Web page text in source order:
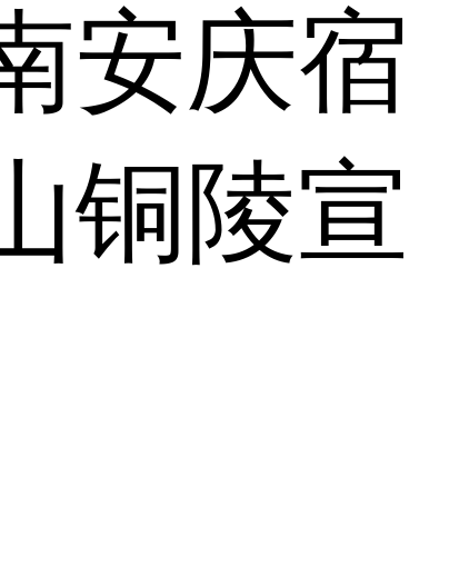
安庆宿
铜陵宣